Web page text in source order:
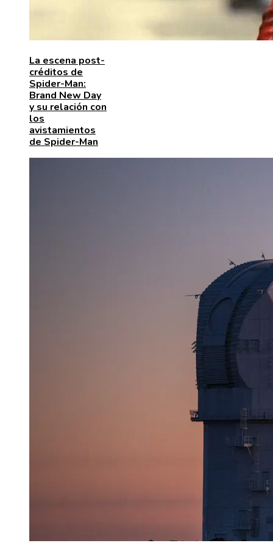
La escena post-
créditos de
Spider-Man:
Brand New Day
y su relación con
los
avistamientos
de Spider-Man